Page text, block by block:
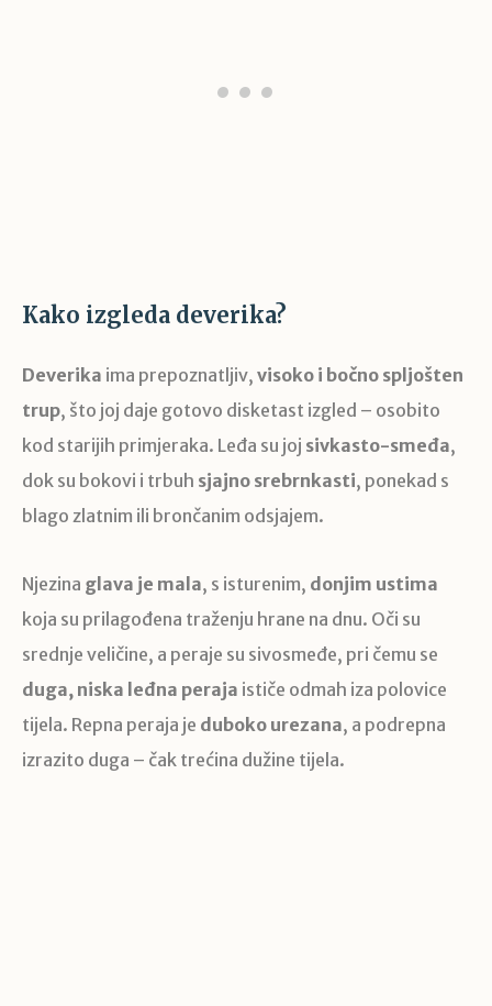
Kako izgleda deverika?
Deverika ima prepoznatljiv, visoko i bočno spljošten
trup, što joj daje gotovo disketast izgled – osobito
kod starijih primjeraka. Leđa su joj sivkasto-smeđa,
dok su bokovi i trbuh sjajno srebrnkasti, ponekad s
blago zlatnim ili brončanim odsjajem.
Njezina glava je mala, s isturenim, donjim ustima
koja su prilagođena traženju hrane na dnu. Oči su
srednje veličine, a peraje su sivosmeđe, pri čemu se
duga, niska leđna peraja ističe odmah iza polovice
tijela. Repna peraja je duboko urezana, a podrepna
izrazito duga – čak trećina dužine tijela.